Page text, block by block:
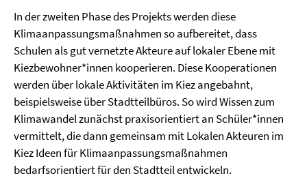
In der zweiten Phase des Projekts werden diese
Klimaanpassungsmaßnahmen so aufbereitet, dass
Schulen als gut vernetzte Akteure auf lokaler Ebene mit
Kiezbewohner*innen kooperieren. Diese Kooperationen
werden über lokale Aktivitäten im Kiez angebahnt,
beispielsweise über Stadtteilbüros. So wird Wissen zum
Klimawandel zunächst praxisorientiert an Schüler*innen
vermittelt, die dann gemeinsam mit Lokalen Akteuren im
Kiez Ideen für Klimaanpassungsmaßnahmen
bedarfsorientiert für den Stadtteil entwickeln.